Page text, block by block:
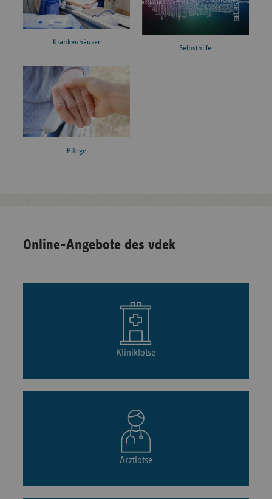
Krankenhäuser
Selbsthilfe
Pflege
Online-Angebote des vdek
Kliniklotse
Arztlotse